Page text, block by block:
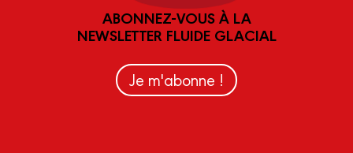
ABONNEZ-VOUS À LA
NEWSLETTER FLUIDE GLACIAL
Je m'abonne !